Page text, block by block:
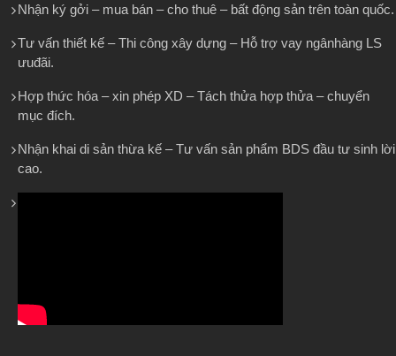
Nhận ký gởi – mua bán – cho thuê – bất động sản trên toàn quốc.
Tư vấn thiết kế – Thi công xây dựng – Hỗ trợ vay ngânhàng LS
ưuđãi.
Hợp thức hóa – xin phép XD – Tách thửa hợp thửa – chuyển
mục đích.
Nhận khai di sản thừa kế – Tư vấn sản phẩm BDS đầu tư sinh lời
cao.